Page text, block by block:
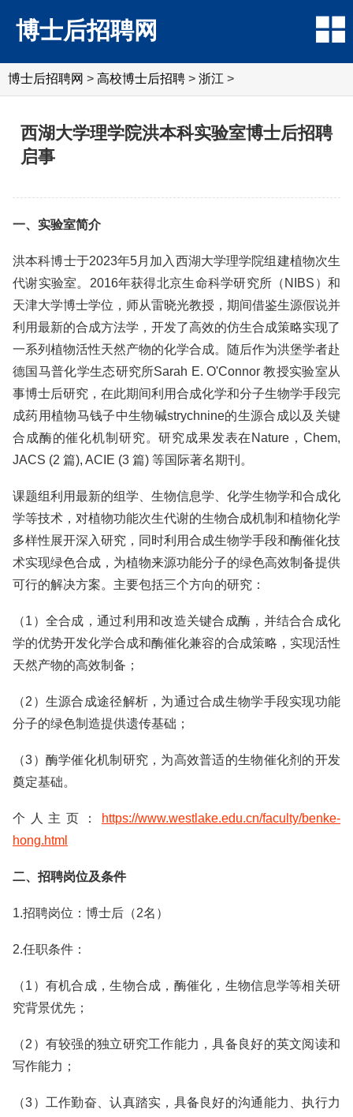
博士后招聘网
博士后招聘网 > 高校博士后招聘 > 浙江 >
西湖大学理学院洪本科实验室博士后招聘
启事
一、实验室简介
洪本科博士于2023年5月加入西湖大学理学院组建植物次生
代谢实验室。2016年获得北京生命科学研究所（NIBS）和
天津大学博士学位，师从雷晓光教授，期间借鉴生源假说并
利用最新的合成方法学，开发了高效的仿生合成策略实现了
一系列植物活性天然产物的化学合成。随后作为洪堡学者赴
德国马普化学生态研究所Sarah E. O'Connor 教授实验室从
事博士后研究，在此期间利用合成化学和分子生物学手段完
成药用植物马钱子中生物碱strychnine的生源合成以及关键
合成酶的催化机制研究。研究成果发表在Nature，Chem,
JACS (2 篇), ACIE (3 篇) 等国际著名期刊。
课题组利用最新的组学、生物信息学、化学生物学和合成化
学等技术，对植物功能次生代谢的生物合成机制和植物化学
多样性展开深入研究，同时利用合成生物学手段和酶催化技
术实现绿色合成，为植物来源功能分子的绿色高效制备提供
可行的解决方案。主要包括三个方向的研究：
（1）全合成，通过利用和改造关键合成酶，并结合合成化
学的优势开发化学合成和酶催化兼容的合成策略，实现活性
天然产物的高效制备；
（2）生源合成途径解析，为通过合成生物学手段实现功能
分子的绿色制造提供遗传基础；
（3）酶学催化机制研究，为高效普适的生物催化剂的开发
奠定基础。
个人主页：
https://www.westlake.edu.cn/faculty/benke-
hong.html
二、招聘岗位及条件
1.招聘岗位：博士后（2名）
2.任职条件：
（1）有机合成，生物合成，酶催化，生物信息学等相关研
究背景优先；
（2）有较强的独立研究工作能力，具备良好的英文阅读和
写作能力；
（3）工作勤奋、认真踏实，具备良好的沟通能力、执行力